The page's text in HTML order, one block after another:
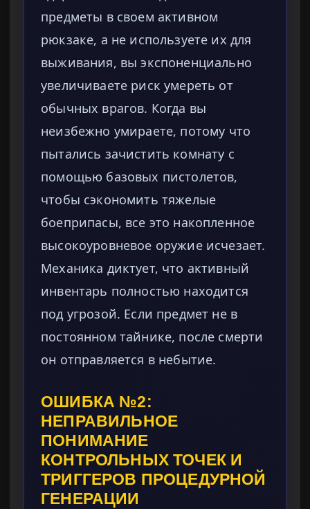
предметы в своем активном
рюкзаке, а не используете их для
выживания, вы экспоненциально
увеличиваете риск умереть от
обычных врагов. Когда вы
неизбежно умираете, потому что
пытались зачистить комнату с
помощью базовых пистолетов,
чтобы сэкономить тяжелые
боеприпасы, все это накопленное
высокоуровневое оружие исчезает.
Механика диктует, что активный
инвентарь полностью находится
под угрозой. Если предмет не в
постоянном тайнике, после смерти
он отправляется в небытие.
ОШИБКА №2:
НЕПРАВИЛЬНОЕ
ПОНИМАНИЕ
КОНТРОЛЬНЫХ ТОЧЕК И
ТРИГГЕРОВ ПРОЦЕДУРНОЙ
ГЕНЕРАЦИИ